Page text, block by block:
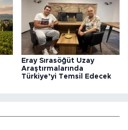
Eray Sırasöğüt Uzay
Araştırmalarında
Türkiye’yi Temsil Edecek